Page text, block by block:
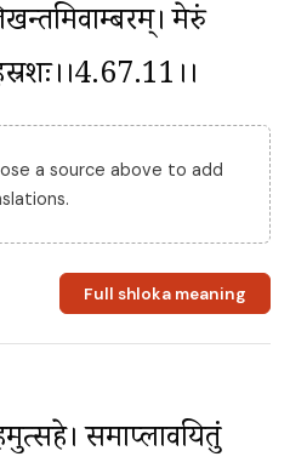
मेरुं
a source above to add
Full shloka meaning
समाप्लावयितुं